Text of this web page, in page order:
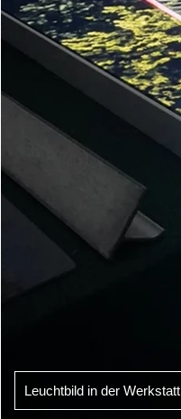
Leuchtbild in der Werkstatt